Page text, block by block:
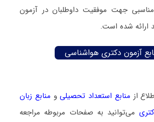
مناسبی جهت موفقیت داوطلبان در آزمون
آزمون دکتری هواشناسی
از منابع استعداد تحصیلیو منابع زبان
می‌توانید به صفحات مربوطه مراجعه